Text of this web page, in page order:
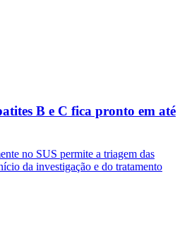
B e C fica pronto em até
no SUS permite a triagem das
da investigação e do tratamento